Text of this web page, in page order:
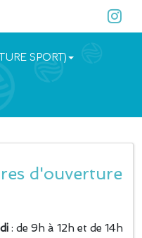
SPORT)
d'ouverture
: de 9h à 12h et de 14h